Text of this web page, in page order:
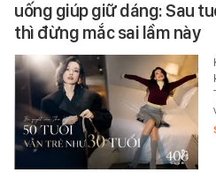
uống giúp giữ dáng: Sau
thì đừng mắc sai lầm này